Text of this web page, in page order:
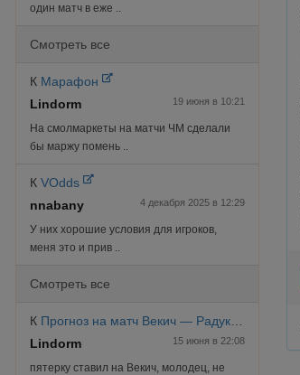
один матч в еже ..
Смотреть все
К Марафон
Lindorm
19 июня в 10:21
На смолмаркеты на матчи ЧМ сделали
бы маржу помень ..
К VOdds
nnabany
4 декабря 2025 в 12:29
У них хорошие условия для игроков,
меня это и прив ..
Смотреть все
К Прогноз на матч Векич — Радукану, финал WTA Лондон 2026
Lindorm
15 июня в 22:08
пятерку ставил на Векич, молодец, не